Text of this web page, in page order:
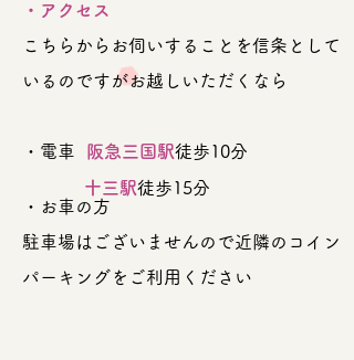
・アクセス
こちらからお伺いすることを信条として
いるのですがお越しいただくなら
・電車 阪急三国駅徒歩10分
・お車の方
駐車場はございませんので近隣のコイン
パーキングをご利用ください
十三駅徒歩15分